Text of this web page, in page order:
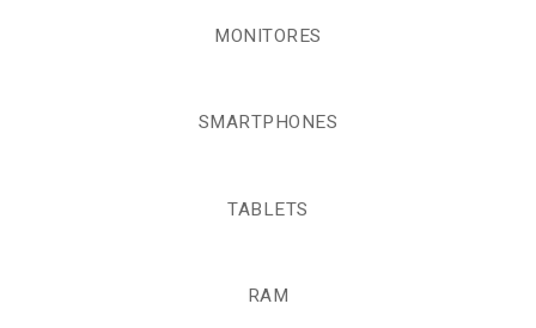
MONITORES
SMARTPHONES
TABLETS
RAM